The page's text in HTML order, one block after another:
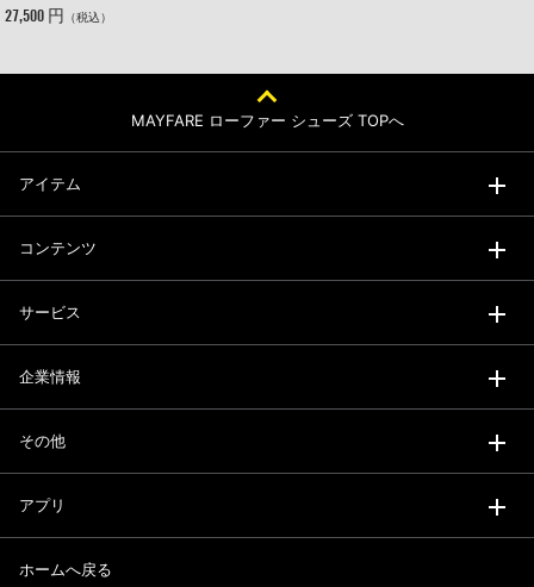
27,500 円 （税込）
MAYFARE ローファー シューズ TOPへ
アイテム
コンテンツ
サービス
企業情報
その他
アプリ
ホームへ戻る